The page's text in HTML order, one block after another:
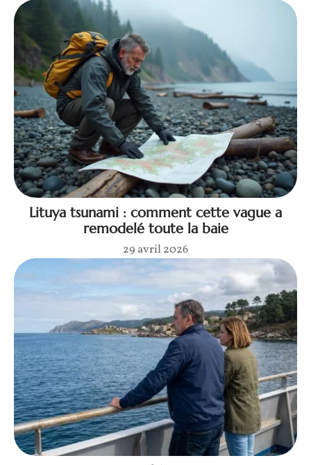
Lituya tsunami : comment cette vague a
remodelé toute la baie
29 avril 2026